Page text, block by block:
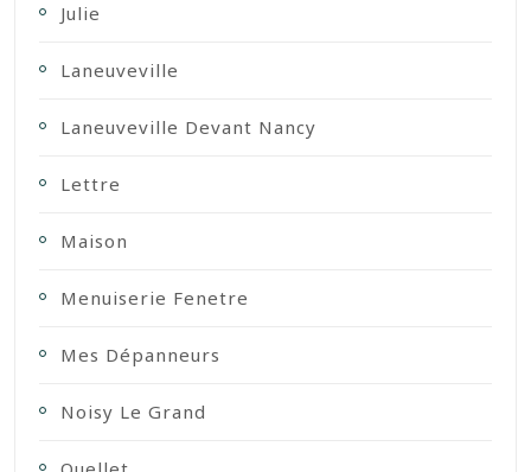
Julie
Laneuveville
Laneuveville Devant Nancy
Lettre
Maison
Menuiserie Fenetre
Mes Dépanneurs
Noisy Le Grand